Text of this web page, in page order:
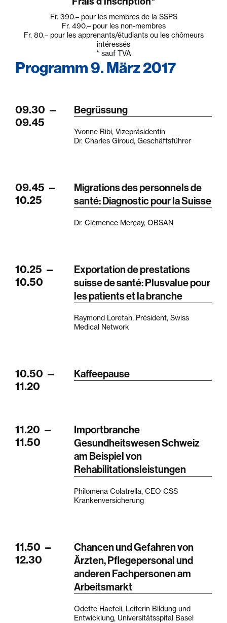
Fr. 390.–pour les membres de la SSPS
Fr. 490.–pour les non-membres
Fr. 80.–pour les apprenants/étudiants ou les chômeurs
intéressés
* sauf TVA
Programm 9. März 2017
09.30 —
09.45
Begrüssung
Yvonne Ribi, Vizepräsidentin
Dr. Charles Giroud, Geschäftsführer
09.45 —
10.25
Migrations des personnels de
santé: Diagnostic pour la Suisse
Dr. Clémence Merçay, OBSAN
10.25 —
10.50
Exportation de prestations
suisse de santé: Plusvalue pour
les patients et la branche
Raymond Loretan, Président, Swiss
Medical Network
10.50 —
11.20
Kaffeepause
11.20 —
11.50
Importbranche
Gesundheitswesen Schweiz
am Beispiel von
Rehabilitationsleistungen
Philomena Colatrella, CEO CSS
Krankenversicherung
11.50 —
12.30
Chancen und Gefahren von
Ärzten, Pflegepersonal und
anderen Fachpersonen am
Arbeitsmarkt
Odette Haefeli, Leiterin Bildung und
Entwicklung, Universitätsspital Basel